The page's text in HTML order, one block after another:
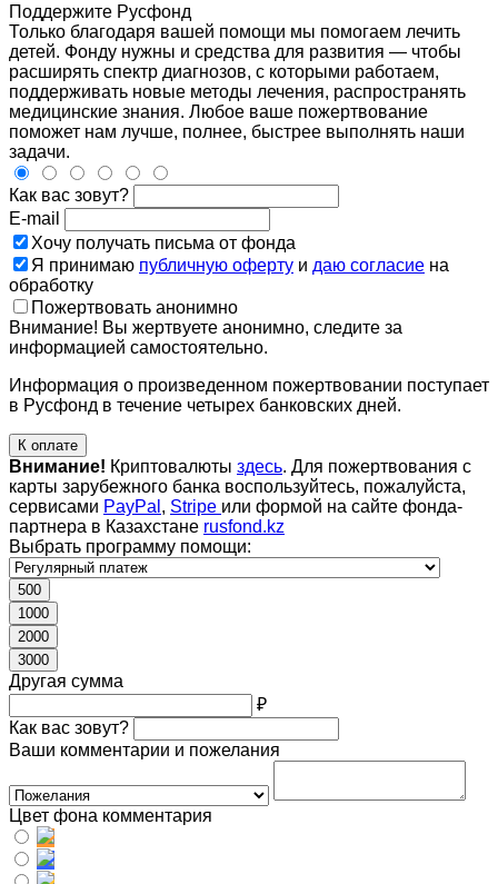
Поддержите Русфонд
Только благодаря вашей помощи мы помогаем лечить
детей. Фонду нужны и средства для развития — чтобы
расширять спектр диагнозов, с которыми работаем,
поддерживать новые методы лечения, распространять
медицинские знания. Любое ваше пожертвование
поможет нам лучше, полнее, быстрее выполнять наши
задачи.
Как вас зовут?
E-mail
Хочу получать письма от фонда
Я принимаю публичную оферту и даю согласие на
обработку
Пожертвовать анонимно
Внимание! Вы жертвуете анонимно, следите за
информацией самостоятельно.
Информация о произведенном пожертвовании поступает
в Русфонд в течение четырех банковских дней.
К оплате
Внимание! Криптовалюты здесь. Для пожертвования с
карты зарубежного банка воспользуйтесь, пожалуйста,
сервисами PayPal , Stripe или формой на сайте фонда-
партнера в Казахстане rusfond.kz
Выбрать программу помощи:
500
1000
2000
3000
Другая сумма
₽
Как вас зовут?
Ваши комментарии и пожелания
Цвет фона комментария